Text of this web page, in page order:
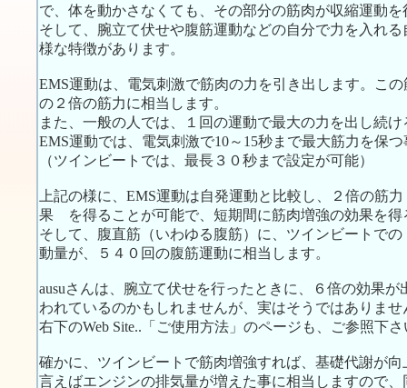
で、体を動かさなくても、その部分の筋肉が収縮運動を
そして、腕立て伏せや腹筋運動などの自分で力を入れ
様な特徴があります。
EMS運動は、電気刺激で筋肉の力を引き出します。こ
の２倍の筋力に相当します。
また、一般の人では、１回の運動で最大の力を出し続
EMS運動では、電気刺激で10～15秒まで最大筋力を保
（ツインビートでは、最長３０秒まで設定が可能）
上記の様に、EMS運動は自発運動と比較し、２倍の筋
果 を得ることが可能で、短期間に筋肉増強の効果を得
そして、腹直筋（いわゆる腹筋）に、ツインビートで
動量が、５４０回の腹筋運動に相当します。
ausuさんは、腕立て伏せを行ったときに、６倍の効果
われているのかもしれませんが、実はそうではありませ
右下のWeb Site..「ご使用方法」のページも、ご参照下さ
確かに、ツインビートで筋肉増強すれば、基礎代謝が
言えばエンジンの排気量が増えた事に相当しますので